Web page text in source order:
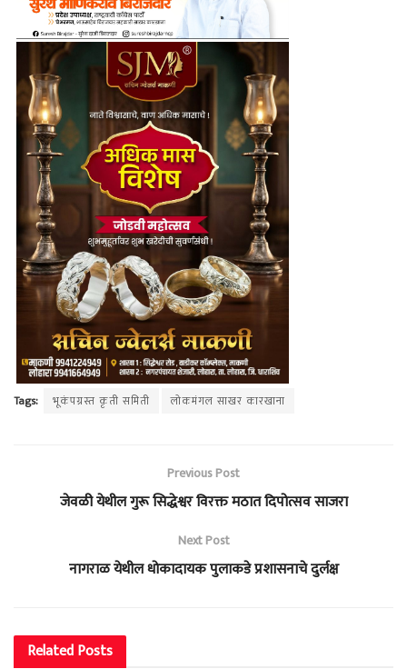
Tags: भूकंपग्रस्त कृती समिती लोकमंगल साखर कारखाना
Previous Post
जेवळी येथील गुरू सिद्धेश्वर विरक्त मठात दिपोत्सव साजरा
Next Post
नागराळ येथील धोकादायक पुलाकडे प्रशासनाचे दुर्लक्ष
RelatedPosts